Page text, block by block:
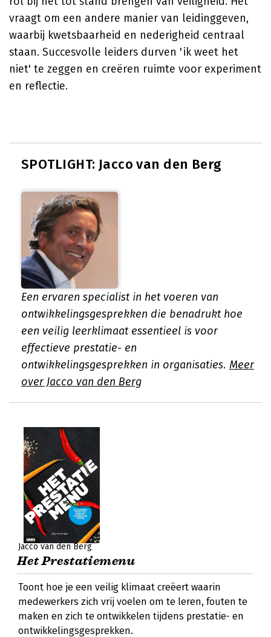
vraagt om een andere manier van leidinggeven,
waarbij kwetsbaarheid en nederigheid centraal
staan. Succesvolle leiders durven 'ik weet het
niet' te zeggen en creëren ruimte voor experiment
en reflectie.
SPOTLIGHT: Jacco van den Berg
Een ervaren specialist in het voeren van
ontwikkelingsgesprekken die benadrukt hoe
een veilig leerklimaat essentieel is voor
effectieve prestatie- en
ontwikkelingsgesprekken in organisaties. Meer
over Jacco van den Berg
Jacco van den Berg
Het Prestatiemenu
Toont hoe je een veilig klimaat creëert waarin
medewerkers zich vrij voelen om te leren, fouten te
maken en zich te ontwikkelen tijdens prestatie- en
ontwikkelingsgesprekken.